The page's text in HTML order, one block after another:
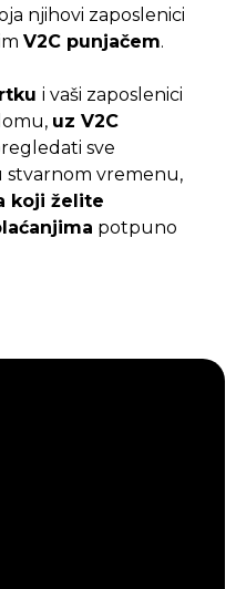
njihovi zaposlenici
V2C punjačem.
i vaši zaposlenici
uz V2C
sve
stvarnom vremenu,
koji želite
potpuno